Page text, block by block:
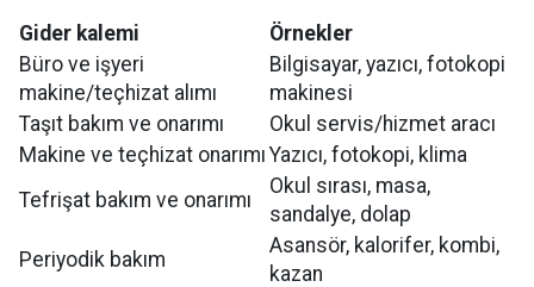
Gider kalemi
Örnekler
Büro ve işyeri
makine/teçhizat alımı
Bilgisayar, yazıcı, fotokopi
makinesi
Taşıt bakım ve onarımı
Okul servis/hizmet aracı
Makine ve teçhizat onarımı Yazıcı, fotokopi, klima
Tefrişat bakım ve onarımı
Okul sırası, masa,
sandalye, dolap
Periyodik bakım
Asansör, kalorifer, kombi,
kazan